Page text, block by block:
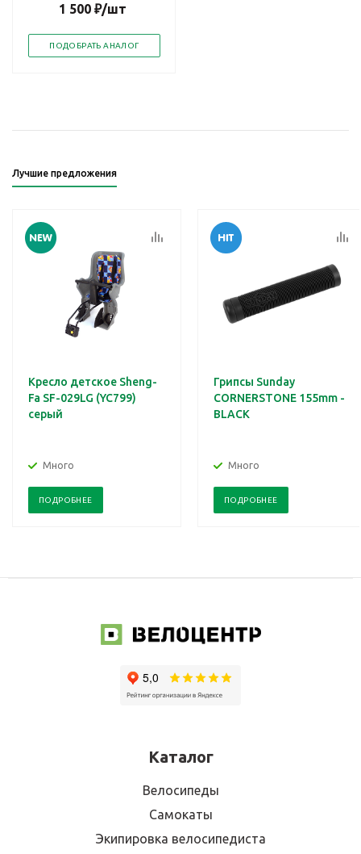
1 500 ₽/шт
ПОДОБРАТЬ АНАЛОГ
Лучшие предложения
Кресло детское Sheng-
Fa SF-029LG (YC799)
серый
Много
ПОДРОБНЕЕ
Грипсы Sunday
CORNERSTONE 155mm -
BLACK
Много
ПОДРОБНЕЕ
Каталог
Велосипеды
Самокаты
Экипировка велосипедиста